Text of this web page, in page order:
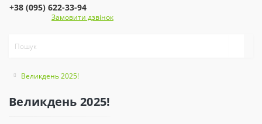
+38 (095) 622-33-94
Замовити дзвінок
Великдень 2025!
Великдень 2025!